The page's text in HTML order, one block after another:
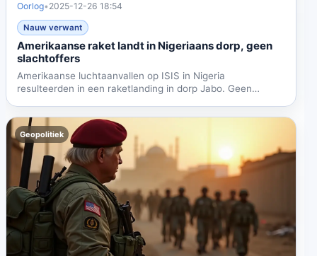
Oorlog• 2025-12-26 18:54
Nauw verwant
Amerikaanse raket landt in Nigeriaans dorp, geen
slachtoffers
Amerikaanse luchtaanvallen op ISIS in Nigeria
resulteerden in een raketlanding in dorp Jabo. Geen
Geopolitiek